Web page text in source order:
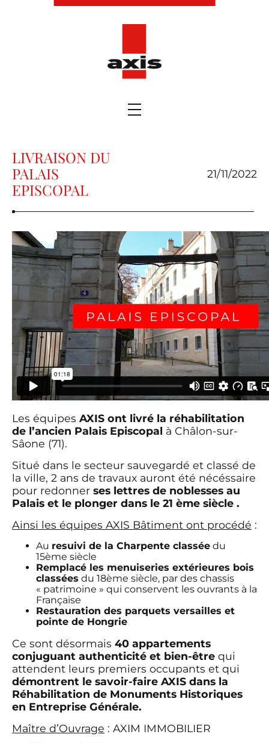
LIVRAISON DU
PALAIS
EPISCOPAL
21/11/2022
Les équipes AXIS ont livré la réhabilitation
de l’ancien Palais Episcopal à Châlon-sur-
Sâone (71).
Situé dans le secteur sauvegardé et classé de
la ville, 2 ans de travaux auront été nécéssaire
pour redonner ses lettres de noblesses au
Palais et le plonger dans le 21 ème siècle .
Ainsi les équipes AXIS Bâtiment ont procédé :
Au resuivi de la Charpente classée du
15ème siècle
Remplacé les menuiseries extérieures bois
classées du 18ème siècle, par des chassis
« patrimoine » qui conservent les ouvrants à la
Française
Restauration des parquets versailles et
pointe de Hongrie
Ce sont désormais 40 appartements
conjuguant authenticité et bien-être qui
attendent leurs premiers occupants et qui
démontrent le savoir-faire AXIS dans la
Réhabilitation de Monuments Historiques
en Entreprise Générale.
Maître d’Ouvrage : AXIM IMMOBILIER